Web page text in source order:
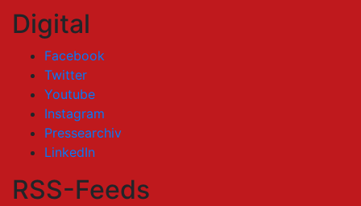
Digital
Facebook
Twitter
Youtube
Instagram
Pressearchiv
LinkedIn
RSS-Feeds